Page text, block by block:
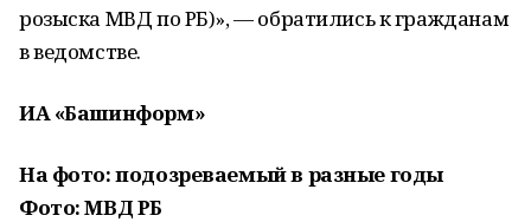
розыска МВД по РБ)», — обратились к гражданам
в ведомстве.
ИА «Башинформ»
На фото: подозреваемый в разные годы
Фото: МВД РБ